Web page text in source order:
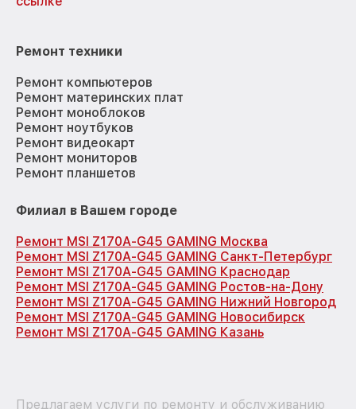
Ремонт техники
Ремонт компьютеров
Ремонт материнских плат
Ремонт моноблоков
Ремонт ноутбуков
Ремонт видеокарт
Ремонт мониторов
Ремонт планшетов
Филиал в Вашем городе
Ремонт MSI Z170A-G45 GAMING Москва
Ремонт MSI Z170A-G45 GAMING Санкт-Петербург
Ремонт MSI Z170A-G45 GAMING Краснодар
Ремонт MSI Z170A-G45 GAMING Ростов-на-Дону
Ремонт MSI Z170A-G45 GAMING Нижний Новгород
Ремонт MSI Z170A-G45 GAMING Новосибирск
Ремонт MSI Z170A-G45 GAMING Казань
Предлагаем услуги по ремонту и обслуживанию